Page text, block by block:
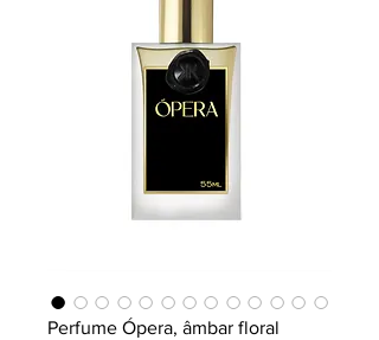
Perfume Ópera, âmbar floral